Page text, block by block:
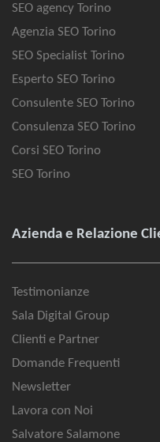
SEO agency Torino
Agenzia SEO Torino
SEO Specialist Torino
Esperto SEO Torino
Consulente SEO Torino
Consulenza SEO Torino
Corsi SEO Torino
SEO Torino
Azienda e Relazione
Testimonianze
Sala Digital Group
Clienti e Partner
Domande Frequenti
Newsletter
Lavora con Noi
Salvatore Salamone